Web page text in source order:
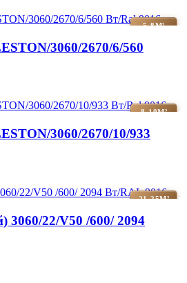
5-8М²
3060/2670/6/560
8-10М²
3060/2670/10/933
21-25М²
3060/22/V50 /600/ 2094